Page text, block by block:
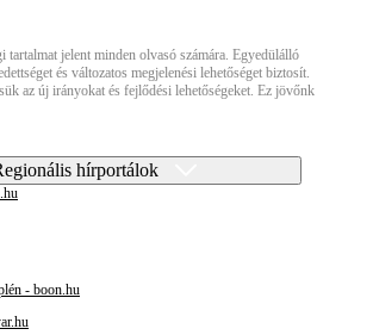
jelent minden olvasó számára. Egyedülálló
és változatos megjelenési lehetőséget biztosít.
az új irányokat és fejlődési lehetőségeket. Ez jövőnk
hírportálok
- boon.hu